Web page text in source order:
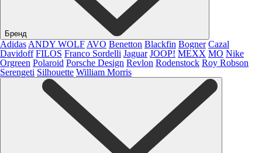
Бренд
Adidas ANDY WOLF AVO Benetton Blackfin Bogner Cazal
Davidoff FILOS Franco Sordelli Jaguar JOOP! MEXX MO Nike
Orgreen Polaroid Porsche Design Revlon Rodenstock Roy Robson
Serengeti Silhouette William Morris